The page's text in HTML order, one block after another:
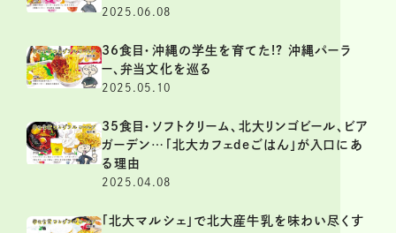
2025.06.08
36食目・沖縄の学生を育てた!? 沖縄パーラ
ー、弁当文化を巡る
2025.05.10
35食目・ソフトクリーム、北大リンゴビール、ビア
ガーデン…「北大カフェdeごはん」が入口にあ
る理由
2025.04.08
「北大マルシェ」で北大産牛乳を味わい尽くす